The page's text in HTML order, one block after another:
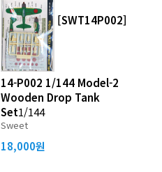
[SWT14P002]
14-P002 1/144 Model-2
Wooden Drop Tank
Set1/144
Sweet
18,000원